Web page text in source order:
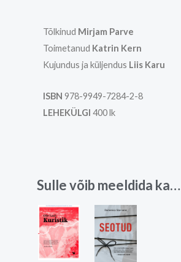
Tõlkinud Mirjam Parve
Toimetanud Katrin Kern
Kujundus ja küljendus Liis Karu
ISBN 978-9949-7284-2-8
LEHEKÜLGI 400 lk
Sulle võib meeldida ka…